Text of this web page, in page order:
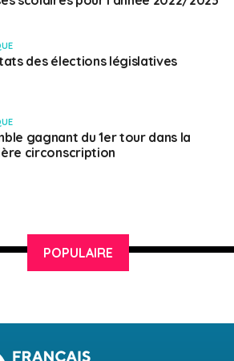
des élections législatives
gagnant du 1er tour dans la
circonscription
POPULAIRE